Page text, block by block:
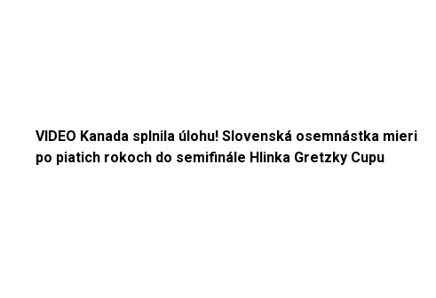
VIDEO Kanada splnila úlohu! Slovenská osemnástka mieri
po piatich rokoch do semifinále Hlinka Gretzky Cupu